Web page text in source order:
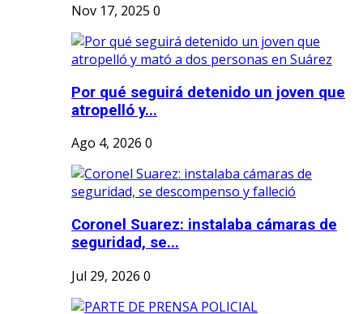
Nov 17, 2025 0
Por qué seguirá detenido un joven que
atropelló y...
Ago 4, 2026 0
Coronel Suarez: instalaba cámaras de
seguridad, se...
Jul 29, 2026 0